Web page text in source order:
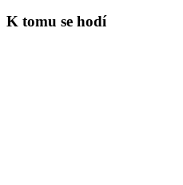
K tomu se hodí